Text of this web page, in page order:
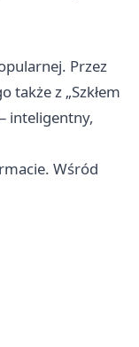
Przez
także z „Szkłem
inteligentny,
Wśród